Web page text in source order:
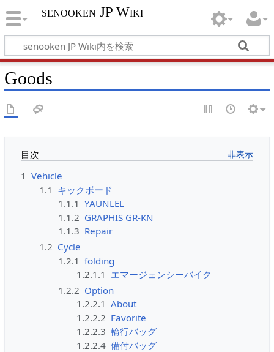
senooken JP Wiki
Goods
目次
1 Vehicle
1.1 キックボード
1.1.1 YAUNLEL
1.1.2 GRAPHIS GR-KN
1.1.3 Repair
1.2 Cycle
1.2.1 folding
1.2.1.1 エマージェンシーバイク
1.2.2 Option
1.2.2.1 About
1.2.2.2 Favorite
1.2.2.3 輪行バッグ
1.2.2.4 備付バッグ